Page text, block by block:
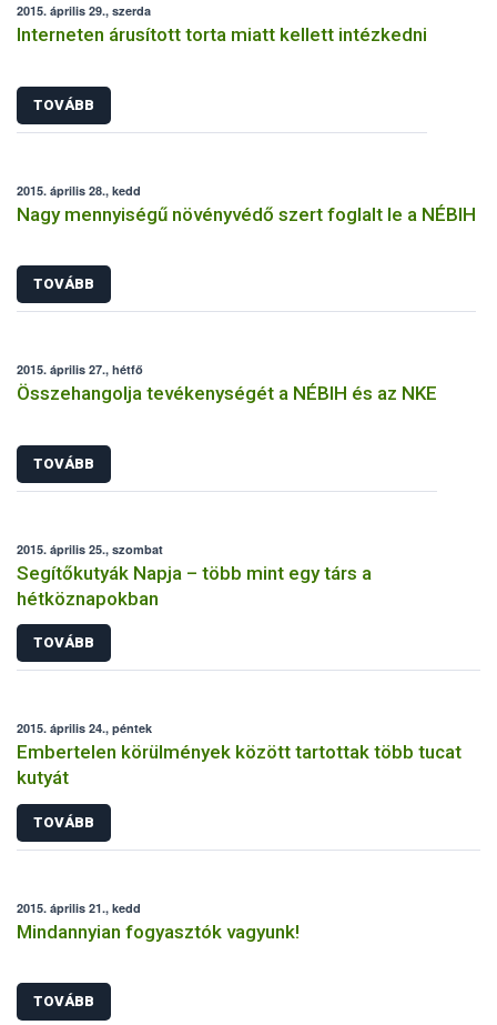
2015. április 29., szerda
Interneten árusított torta miatt kellett intézkedni
TOVÁBB
2015. április 28., kedd
Nagy mennyiségű növényvédő szert foglalt le a NÉBIH
TOVÁBB
2015. április 27., hétfő
Összehangolja tevékenységét a NÉBIH és az NKE
TOVÁBB
2015. április 25., szombat
Segítőkutyák Napja – több mint egy társ a
hétköznapokban
TOVÁBB
2015. április 24., péntek
Embertelen körülmények között tartottak több tucat
kutyát
TOVÁBB
2015. április 21., kedd
Mindannyian fogyasztók vagyunk!
TOVÁBB